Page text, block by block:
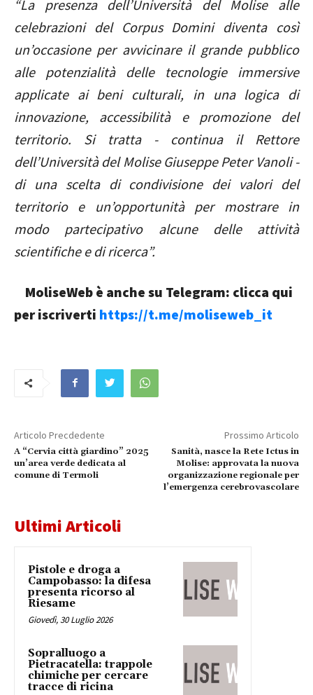
“La presenza dell’Università del Molise alle
celebrazioni del Corpus Domini diventa così
un’occasione per avvicinare il grande pubblico
alle potenzialità delle tecnologie immersive
applicate ai beni culturali, in una logica di
innovazione, accessibilità e promozione del
territorio. Si tratta - continua il Rettore
dell’Università del Molise Giuseppe Peter Vanoli -
di una scelta di condivisione dei valori del
territorio e un’opportunità per mostrare in
modo partecipativo alcune delle attività
scientifiche e di ricerca”.
MoliseWeb è anche su Telegram: clicca qui
per iscriverti https://t.me/moliseweb_it
Articolo Precdedente
A “Cervia città giardino” 2025
un’area verde dedicata al
comune di Termoli
Prossimo Articolo
Sanità, nasce la Rete Ictus in
Molise: approvata la nuova
organizzazione regionale per
l’emergenza cerebrovascolare
Ultimi Articoli
Pistole e droga a
Campobasso: la difesa
presenta ricorso al
Riesame
Giovedì, 30 Luglio 2026
Sopralluogo a
Pietracatella: trappole
chimiche per cercare
tracce di ricina